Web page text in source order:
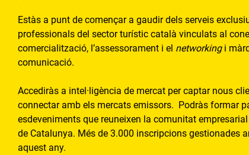
Estàs a punt de començar a gaudir dels serveis
professionals del sector turístic català vinculats al
comercialització, l’assessorament i el networkingi
comunicació.
Accediràs a intel·ligència de mercat per captar nous
connectar amb els mercats emissors. Podràs formar
esdeveniments que reuneixen la comunitat
de Catalunya. Més de 3.000 inscripcions gestionades
aquest any.